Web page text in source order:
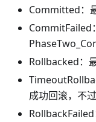
Committed：
CommitFailed
Rollbacked：
成功回滚，不